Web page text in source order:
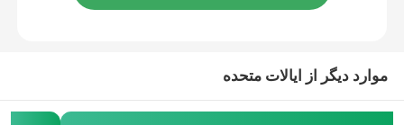
درخواست نقل قول
موارد دیگر از ایالات متحده